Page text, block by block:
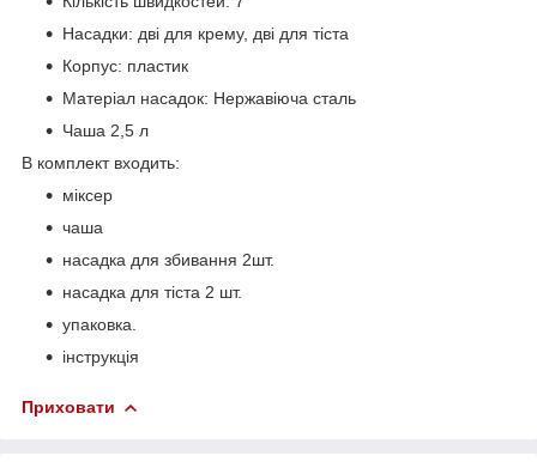
Насадки: дві для крему, дві для тіста
Корпус: пластик
Матеріал насадок: Нержавіюча сталь
Чаша 2,5 л
В комплект входить:
міксер
чаша
насадка для збивання 2шт.
насадка для тіста 2 шт.
упаковка.
інструкція
Приховати